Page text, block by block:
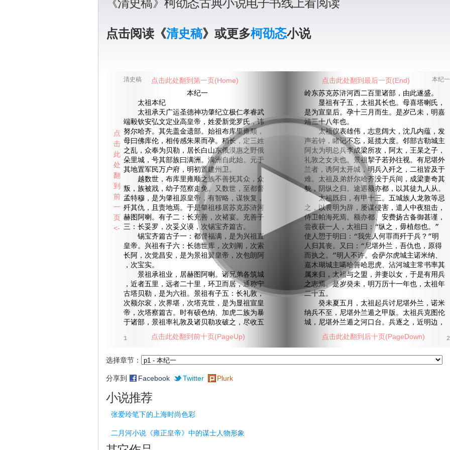
《清史稿》柯劭忞古典小说电子书线上看阅读
点击阅读《清史稿》或更多柯劭忞小说
清史稿 本纪一
本纪一
太祖本纪
太祖承天广运圣德神功肇纪立极仁孝睿武
端毅钦安弘文定业高皇帝，姓爱新觉罗氏，讳
努尔哈齐。其先盖金遗部。始祖布库里雍顺，
母曰佛库伦，相传感朱果而孕。稍长，定三姓
之乱，众奉为贝勒，居长白山东俄漠惠之野俄
朵里城，号其部族曰满洲。满洲自此始。元于
其地置军民万户府，明初置建州卫。
越数世，布库里雍顺之族不善抚其众，众
叛，族被戕，幼子范察走免。又数世，至都督
孟特穆，是为肇祖原皇帝，有智略，谋恢复，
歼其仇，且责地焉。于是肇祖移居苏克苏浒河
赫图阿喇。有子二：长充善，次褚宴。充善子
三：长妥罗，次妥义谟，次锡宝齐篇古。
锡宝齐篇古子一：都督福满，是为兴祖直
皇帝。兴祖有子六：长德世库，次刘阐，次索
长阿，次觉昌安，是为景祖翼皇帝，次包朗阿
，次宝实。
景祖承祖业，居赫图阿喇。诸兄弟各筑城
，近者五里，远者二十里，环卫而居，通称宁
古塔贝勒，是为六祖。景祖有子五：长礼敦，
次额尔衮，次界堪，次塔克世，是为显祖宣皇
帝，次塔察篇古。时有硕色纳、加虎二族为暴
于诸部，景祖率礼敦及诸贝勒攻破之，尽收五
岭东苏克苏浒河西二百里诸部，由此遂盛。
显祖有子五，太祖其长也。母喜塔喇氏，
是为宣皇后。孕十三月而生。是岁己未，明嘉
靖三十八年也。
太祖仪表雄伟，志意阔大，沈几内蕴，发
声若钟，睹记不忘，延揽大度。邻部古勒城主
阿太为明总兵李成梁所攻，阿太，王杲之子，
礼敦之女夫也。景祖挈子若孙往视。有尼堪外
兰者，诱阿太开城，明兵入歼之，二祖皆及于
难。太祖及弟舒尔哈齐没于兵间，成梁妻奇其
貌，阴纵之归。途遇额亦都，以其徒九人从。
太祖既归，有甲十三。五城族人龙敦等忌
之，以畏明为辞，屡谋侵害，遣人中夜狙击，
侍卫帕海死焉。额亦都、安费扬古备御甚谨，
尝夜获一人，太祖曰：“纵之，毋植怨也。”
使人愬于明曰：“我先人何罪而歼于兵？”明
人归其丧。又曰：“尼堪外兰，吾仇也，原得
而执之。”明人不许。会萨尔虎城主诺米纳、
嘉木瑚城主噶哈善哈思虎、沾河城主常书率其
属来归，太祖与之盟，并妻以女，于是有用兵
之志焉。是岁癸未，明万历十一年也，太祖年
二十五。
癸未夏五月，太祖起兵讨尼堪外兰，诺米
纳兵不至，尼堪外兰遁之甲版。太祖兵克图伦
城，尼堪外兰遁之河口台。兵逐之，近明边，
1 2
选择章节：
分享到 Facebook Twitter Plurk
点击此处翻到第一页(Home) 点击此处翻到最后一页(End)
点击此处翻到前十页(PageUp) 点击此处翻到后十页(PageDown)
点
击
此
处
翻
到
前
一
页
<-
小说推荐
张爱玲笔下的上海时尚色彩
二月河小说《雍正皇帝》中的谋士人物形象